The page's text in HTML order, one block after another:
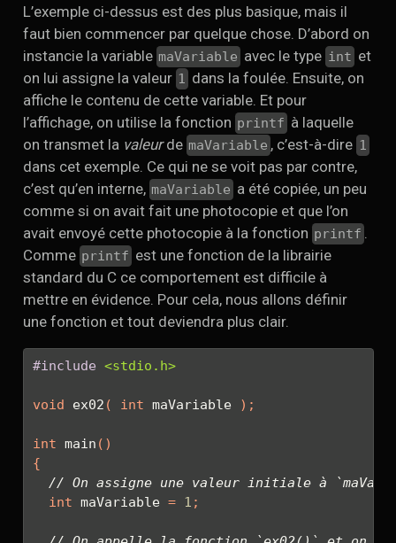
L’exemple ci-dessus est des plus basique, mais il
faut bien commencer par quelque chose. D’abord on
instancie la variable maVariable avec le type int et
on lui assigne la valeur 1 dans la foulée. Ensuite, on
affiche le contenu de cette variable. Et pour
l’affichage, on utilise la fonction printf à laquelle
on transmet la valeurde maVariable , c’est-à-dire 1
dans cet exemple. Ce qui ne se voit pas par contre,
c’est qu’en interne, maVariable a été copiée, un peu
comme si on avait fait une photocopie et que l’on
avait envoyé cette photocopie à la fonction printf .
Comme printf est une fonction de la librairie
standard du C ce comportement est difficile à
mettre en évidence. Pour cela, nous allons définir
une fonction et tout deviendra plus clair.
#include <stdio.h>
void ex02 ( int maVariable );
int main ()
{
// On assigne une valeur initiale à
int maVariable = 1 ;